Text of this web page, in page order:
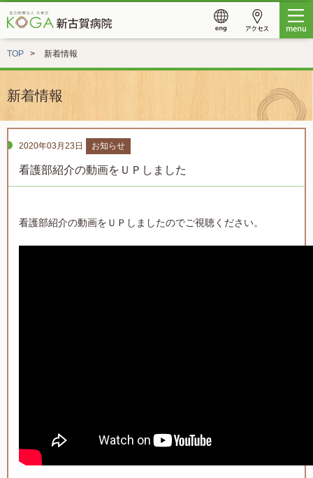
TOP 新着情報
新着情報
2020年03月23日 お知らせ
看護部紹介の動画をＵＰしました
看護部紹介の動画をＵＰしましたのでご視聴ください。